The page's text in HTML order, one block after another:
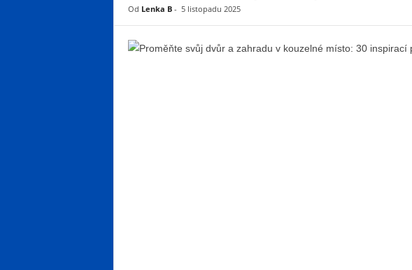
Od Lenka B- 5 listopadu 2025